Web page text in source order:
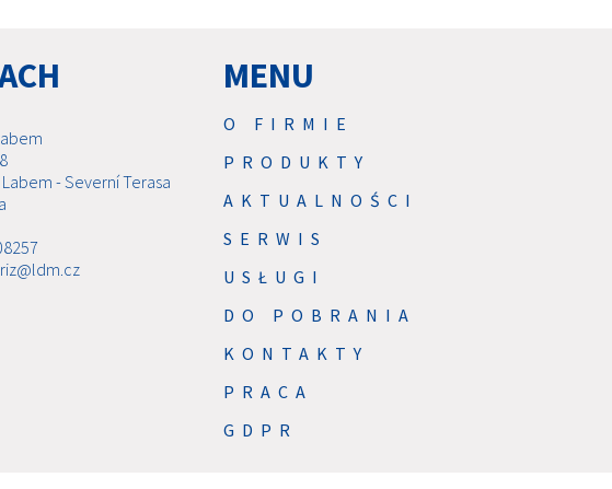
- Severní Terasa
MENU
O FIRMIE
PRODUKTY
AKTUALNOŚCI
SERWIS
USŁUGI
DO POBRANIA
KONTAKTY
PRACA
GDPR